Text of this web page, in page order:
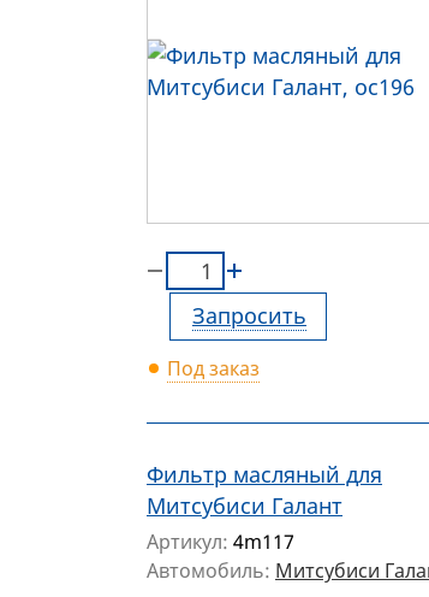
Запросить
Под заказ
Фильтр масляный для
Митсубиси Галант
Артикул: 4m117
Автомобиль: Митсубиси